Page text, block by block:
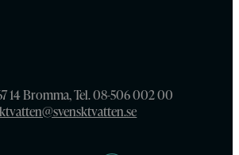
14 Bromma, Tel. 08-506 002 00